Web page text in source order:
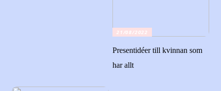
21/08/2022
Presentidéer till kvinnan som
har allt